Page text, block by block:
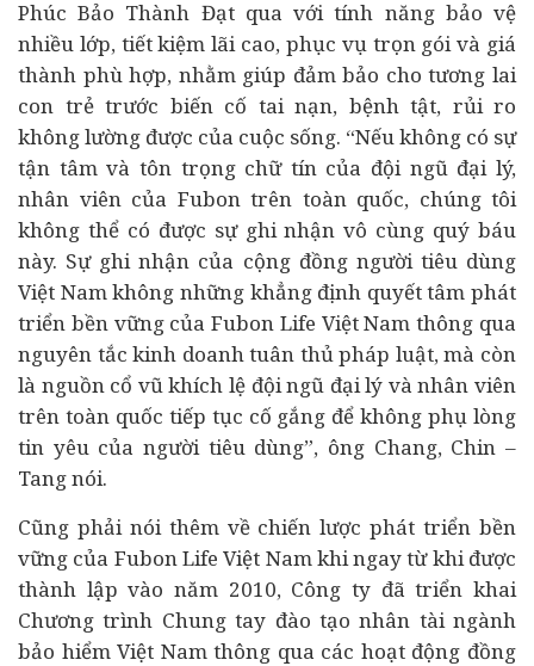
Phúc Bảo Thành Đạt qua với tính năng bảo vệ
nhiều lớp, tiết kiệm lãi cao, phục vụ trọn gói và giá
thành phù hợp, nhằm giúp đảm bảo cho tương lai
con trẻ trước biến cố tai nạn, bệnh tật, rủi ro
không lường được của cuộc sống. “Nếu không có sự
tận tâm và tôn trọng chữ tín của đội ngũ đại lý,
nhân viên của Fubon trên toàn quốc, chúng tôi
không thể có được sự ghi nhận vô cùng quý báu
này. Sự ghi nhận của cộng đồng người tiêu dùng
Việt Nam không những khẳng định quyết tâm phát
triển bền vững của Fubon Life Việt Nam thông qua
nguyên tắc kinh doanh tuân thủ pháp luật, mà còn
là nguồn cổ vũ khích lệ đội ngũ đại lý và nhân viên
trên toàn quốc tiếp tục cố gắng để không phụ lòng
tin yêu của người tiêu dùng”, ông Chang, Chin –
Tang nói.
Cũng phải nói thêm về chiến lược phát triển bền
vững của Fubon Life Việt Nam khi ngay từ khi được
thành lập vào năm 2010, Công ty đã triển khai
Chương trình Chung tay đào tạo nhân tài ngành
bảo hiểm Việt Nam thông qua các hoạt động đồng